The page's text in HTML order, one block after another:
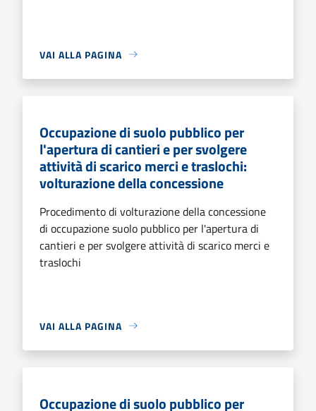
VAI ALLA PAGINA
Occupazione di suolo pubblico per
l'apertura di cantieri e per svolgere
attività di scarico merci e traslochi:
volturazione della concessione
Procedimento di volturazione della concessione
di occupazione suolo pubblico per l'apertura di
cantieri e per svolgere attività di scarico merci e
traslochi
VAI ALLA PAGINA
Occupazione di suolo pubblico per